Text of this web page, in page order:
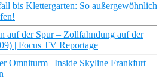
bis Klettergarten: So außergewöhnlich
auf der Spur – Zollfahndung auf der
| Focus TV Reportage
Omniturm | Inside Skyline Frankfurt |